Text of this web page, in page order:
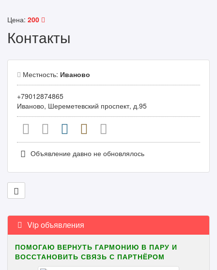
Цена: 200
Контакты
Местность: Иваново
+79012874865
Иваново, Шереметевский проспект, д.95
Объявление давно не обновлялось
Vip объявления
ПОМОГАЮ ВЕРНУТЬ ГАРМОНИЮ В ПАРУ И
ВОССТАНОВИТЬ СВЯЗЬ С ПАРТНЁРОМ